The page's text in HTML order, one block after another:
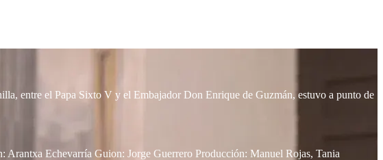
entre el Papa Sixto V y el Embajador Don Enrique de Guzmán, estuvo a punto de
Echevarría Guion: Jorge Guerrero Producción: Manuel Rojas, Tania